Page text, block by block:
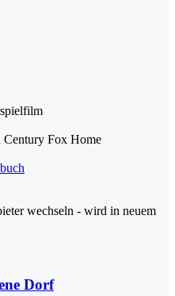
Fox Home
wechseln - wird in neuem
Dorf